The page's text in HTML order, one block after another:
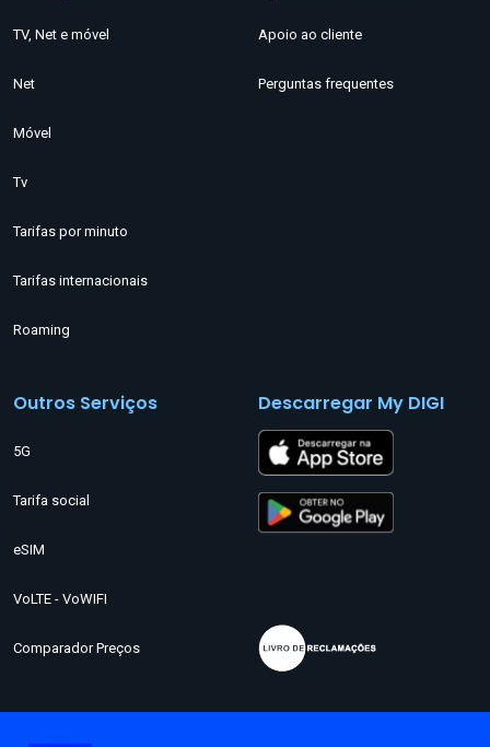
TV, Net e móvel
Net
Móvel
Tv
Tarifas por minuto
Tarifas internacionais
Roaming
Apoio ao cliente
Perguntas frequentes
Outros Serviços
5G
Tarifa social
eSIM
VoLTE - VoWIFI
Comparador Preços
Descarregar My DIGI